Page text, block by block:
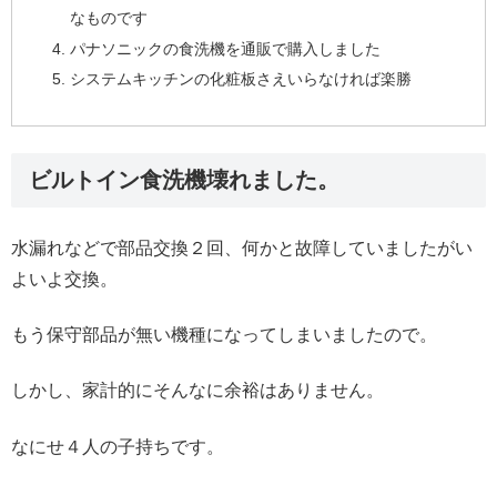
なものです
パナソニックの食洗機を通販で購入しました
システムキッチンの化粧板さえいらなければ楽勝
ビルトイン食洗機壊れました。
水漏れなどで部品交換２回、何かと故障していましたがい
よいよ交換。
もう保守部品が無い機種になってしまいましたので。
しかし、家計的にそんなに余裕はありません。
なにせ４人の子持ちです。